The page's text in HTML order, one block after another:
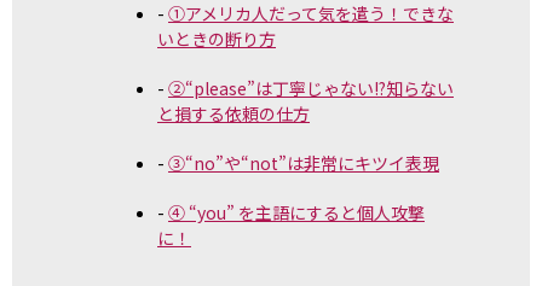
①アメリカ人だって気を遣う！できな
いときの断り方
②“please”は丁寧じゃない!?知らない
と損する依頼の仕方
③“no”や“not”は非常にキツイ表現
④ “you” を主語にすると個人攻撃
に！